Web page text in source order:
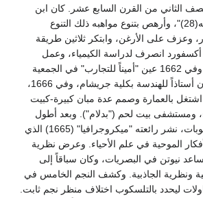
الثاني من القرن السابع عشر. كان ابن
وزير "مات بتعليق نفسه(28)"، وأرهص بتنوع مواهبه ذلك التنوع
وعزف على الأرغن، وابتكر ثلاثين طريقة
انصرف لدراسة الكيمياء، وعمل
مساعداً لروبرت بويل. وفي 1662 عين "أميناً للتجارب" في الجمعية
الملكية، وفي 1665 كان أستاذاً للهندسة بكلية جريشام، وفي 1666،
اشتغل بالعمارة وصمم عدة مبان كبيرة-كبيت
ومستشفى بيت لحم ("بدلام"). وبعد أطول
إكباب على الميكروسكوبات، نشر رائعته "ميكروجرافيا" (1665) الذي
الموحية في علم الأحياء. وعرض نظرية
نيوتن في البصريات، وكان سباقاً إلى
ونظرية الجاذبية. وكشف النجم الخامس في
ليحدد بالتلسكوب اختلاف منظر نجم ثابت.